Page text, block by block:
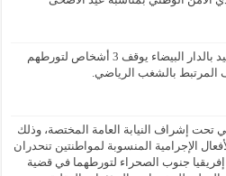
أمن مولاي رشيد بالدار البيضاء يوقف 3 أشخاص لتورطهم
المرتبط بالشغب الرياضي.
تحت إشراف النيابة العامة المختصة، وذلك
الإجرامية المنسوبة لمواطنتين تنحدران
جنوب الصحراء لتورطهما في قضية